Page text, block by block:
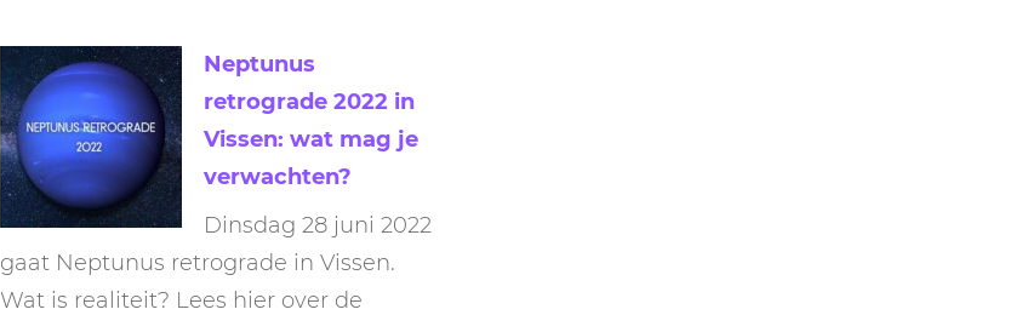
Neptunus
retrograde 2022 in
Vissen: wat mag je
verwachten?
Dinsdag 28 juni 2022
gaat Neptunus retrograde in Vissen.
Wat is realiteit? Lees hier over de